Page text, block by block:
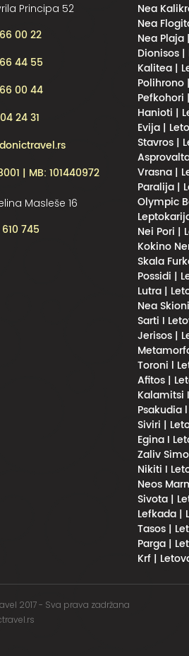
Principa 52
00 22
66 44 55
66 00 44
24 31
| MB: 101440972
Masleše 16
745
Nea
Nea
Nea Plaja
Dionisos
Kalitea |
Polihrono
Pefkohori
Hanioti |
Evija |
Stavros |
Vrasna |
Paralija |
Olympic
Nei Pori |
Kokino
Skala
Possidi |
Lutra |
Nea
Sarti I
Jerisos |
Toroni l
Afitos |
Kalamitsi
Psakudia
Siviri |
Egina I
Zaliv
Nikiti I
Neos
Sivota |
Lefkada |
Tasos |
Parga |
Krf |
2017 - Sva prava zadržana